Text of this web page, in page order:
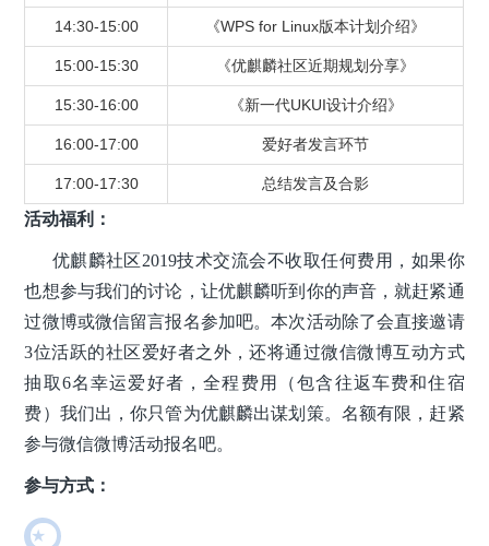
14:30-15:00 《WPS for Linux版本计划介绍》
15:00-15:30 《优麒麟社区近期规划分享》
15:30-16:00 《新一代UKUI设计介绍》
16:00-17:00 爱好者发言环节
17:00-17:30 总结发言及合影
活动福利：
优麒麟社区2019技术交流会不收取任何费用，如果你
也想参与我们的讨论，让优麒麟听到你的声音，就赶紧通
过微博或微信留言报名参加吧。本次活动除了会直接邀请
3位活跃的社区爱好者之外，还将通过微信微博互动方式
抽取6名幸运爱好者 ，全程费用（包含往返车费和住宿
费）我们出，你只管为优麒麟出谋划策。名额有限，赶紧
参与微信微博活动报名吧。
参与方式：
★